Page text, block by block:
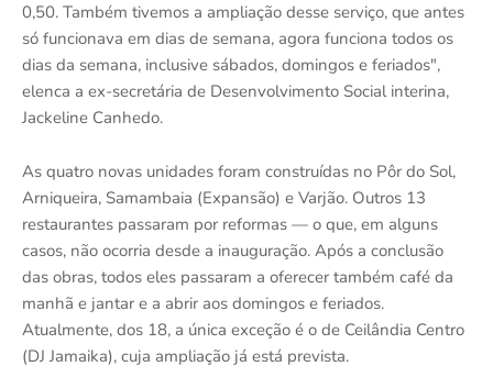
0,50. Também tivemos a ampliação desse serviço, que antes
só funcionava em dias de semana, agora funciona todos os
dias da semana, inclusive sábados, domingos e feriados",
elenca a ex-secretária de Desenvolvimento Social interina,
Jackeline Canhedo.
As quatro novas unidades foram construídas no Pôr do Sol,
Arniqueira, Samambaia (Expansão) e Varjão. Outros 13
restaurantes passaram por reformas — o que, em alguns
casos, não ocorria desde a inauguração. Após a conclusão
das obras, todos eles passaram a oferecer também café da
manhã e jantar e a abrir aos domingos e feriados.
Atualmente, dos 18, a única exceção é o de Ceilândia Centro
(DJ Jamaika), cuja ampliação já está prevista.